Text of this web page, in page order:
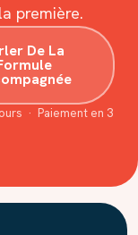
première.
De La
· Paiement en 3